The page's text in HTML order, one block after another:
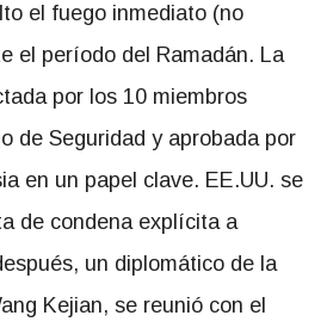
el fuego inmediato (no
el período del Ramadán. La
por los 10 miembros
de Seguridad y aprobada por
en un papel clave. EE.UU. se
de condena explícita a
un diplomático de la
Kejian, se reunió con el